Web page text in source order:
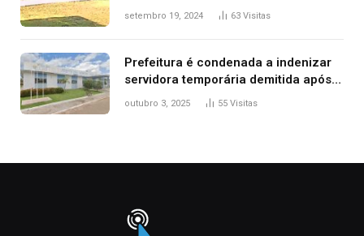
durante confusão no trânsito
setembro 19, 2024 63 Visitas
Prefeitura é condenada a indenizar
servidora temporária demitida após
nascimento da filha
outubro 3, 2025 55 Visitas